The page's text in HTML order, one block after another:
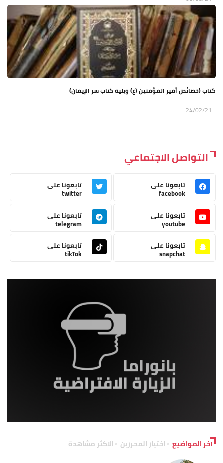
كتاب (خصائص أمير المؤمنين (ع) ويليه كتاب سر الإيمان)
24/02/21
التواصل الاجتماعي
تابعونا على
facebook
تابعونا على
twitter
تابعونا على
youtube
تابعونا على
telegram
تابعونا على
snapchat
تابعونا على
tikTok
آخر المواضيع اختيار المحررين الاكثر مشاهدة